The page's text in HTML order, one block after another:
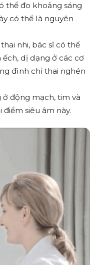
thể đo khoảng sáng
có thể là nguyên
nhi, bác sĩ có thể
dị dạng ở các cơ
đình chỉ thai nghén
động mạch, tim và
siêu âm này.